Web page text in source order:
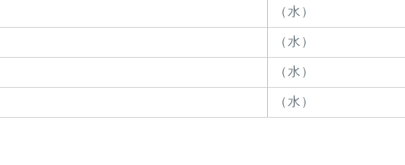
（水）
（水）
（水）
（水）